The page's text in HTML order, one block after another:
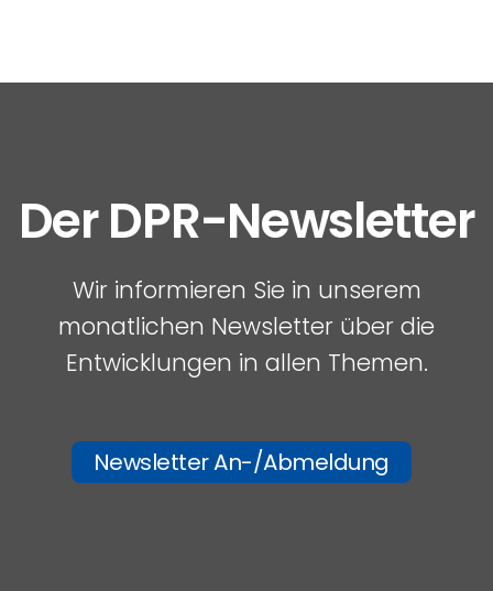
Der DPR-Newsletter
Wir informieren Sie in unserem
monatlichen Newsletter über die
Entwicklungen in allen Themen.
Newsletter An-/Abmeldung